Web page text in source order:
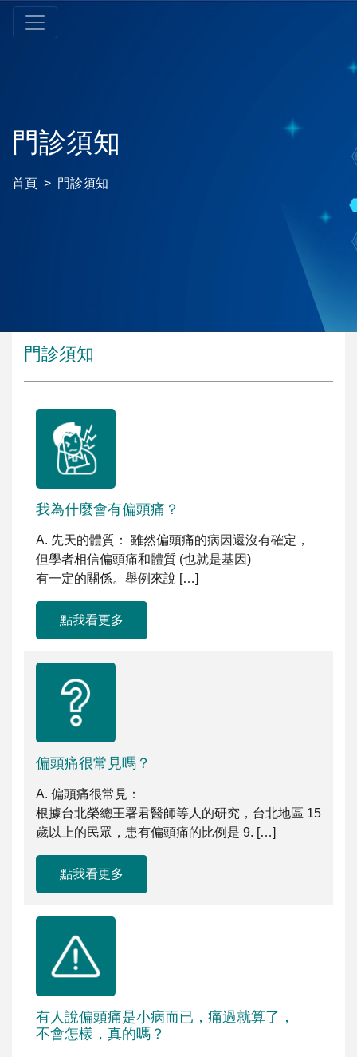
門診須知
首頁 門診須知
門診須知
我為什麼會有偏頭痛？
A. 先天的體質： 雖然偏頭痛的病因還沒有確定，
但學者相信偏頭痛和體質 (也就是基因)
有一定的關係。舉例來說 […]
點我看更多
偏頭痛很常見嗎？
A. 偏頭痛很常見：
根據台北榮總王署君醫師等人的研究，台北地區 15
歲以上的民眾，患有偏頭痛的比例是 9. […]
點我看更多
有人說偏頭痛是小病而已，痛過就算了，
不會怎樣，真的嗎？